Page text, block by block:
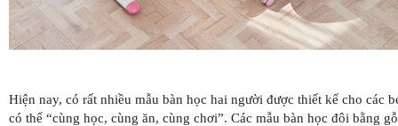
Hiện nay, có rất nhiều mẫu bàn học hai người được thiết kế cho các
có thể “cùng học, cùng ăn, cùng chơi”. Các mẫu bàn học đôi bằng gỗ